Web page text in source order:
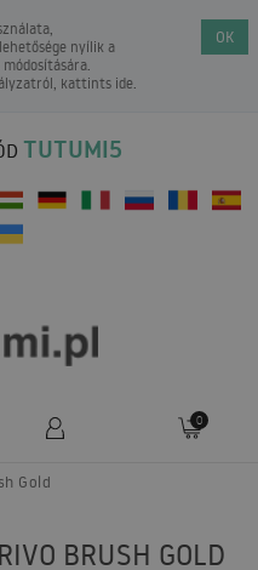
nyílik a
, kattints ide.
OK
TUTUMI5
0
Gold
BRUSH GOLD